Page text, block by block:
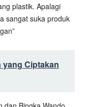
plastik. Apalagi
sangat suka produk
yang Ciptakan